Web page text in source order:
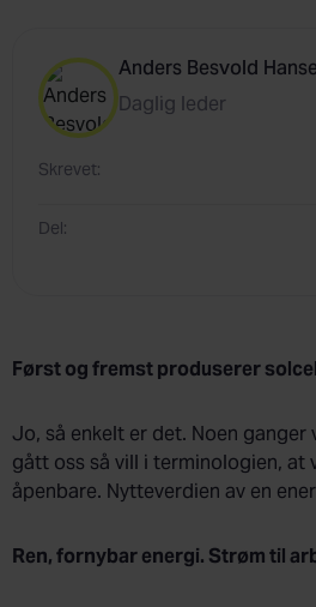
Anders Besvold
Daglig leder
Skrevet:
Del:
Først og fremst produserer
Jo, så enkelt er det. Noen ganger
gått oss så vill i terminologien, at
åpenbare. Nytteverdien av en
Ren, fornybar energi. Strøm til